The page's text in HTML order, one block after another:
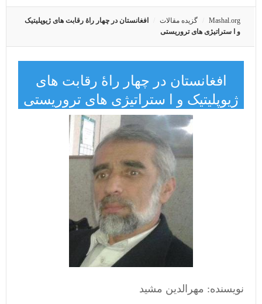
Mashal.org گزیده مقالات
افغانستان در چهار راۀ رقابت های ژیوپلیتیک
و ا ستراتیژی های تروریستی
افغانستان در چهار راۀ رقابت های
ژیوپلیتیک و ا ستراتیژی های تروریستی
نویسنده: مهرالدین مشید